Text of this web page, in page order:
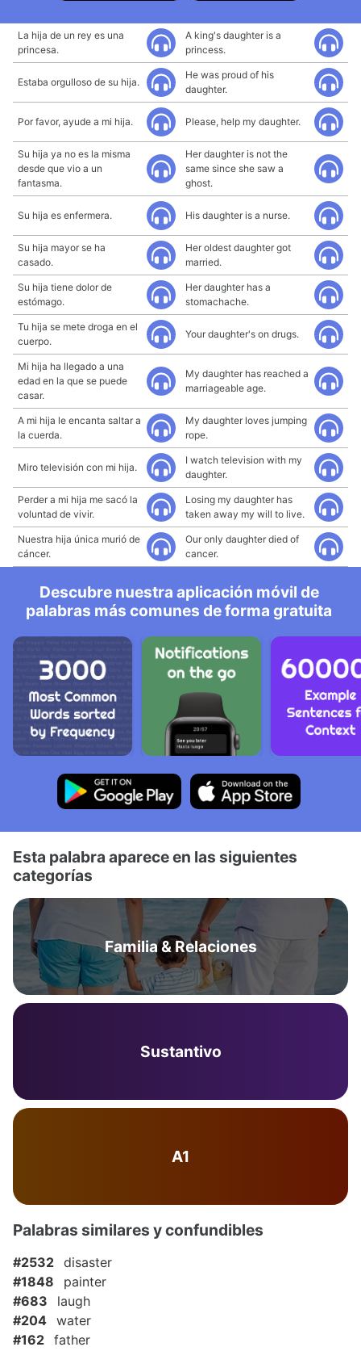
La hija de un rey es una
princesa.
A king's daughter is a
princess.
Estaba orgulloso de su hija.
He was proud of his
daughter.
Por favor, ayude a mi hija. Please, help my daughter.
Su hija ya no es la misma
desde que vio a un
fantasma.
Her daughter is not the
same since she saw a
ghost.
Su hija es enfermera. His daughter is a nurse.
Su hija mayor se ha
casado.
Her oldest daughter got
married.
Su hija tiene dolor de
estómago.
Her daughter has a
stomachache.
Tu hija se mete droga en el
cuerpo.
Your daughter's on drugs.
Mi hija ha llegado a una
edad en la que se puede
casar.
My daughter has reached a
marriageable age.
A mi hija le encanta saltar a
la cuerda.
My daughter loves jumping
rope.
Miro televisión con mi hija.
I watch television with my
daughter.
Perder a mi hija me sacó la
voluntad de vivir.
Losing my daughter has
taken away my will to live.
Nuestra hija única murió de
cáncer.
Our only daughter died of
cancer.
Descubre nuestra aplicación móvil de
palabras más comunes de forma gratuita
Esta palabra aparece en las siguientes
categorías
Familia & Relaciones
Sustantivo
A1
Palabras similares y confundibles
#2532 disaster
#1848
painter
#683
laugh
#204 water
#162 father